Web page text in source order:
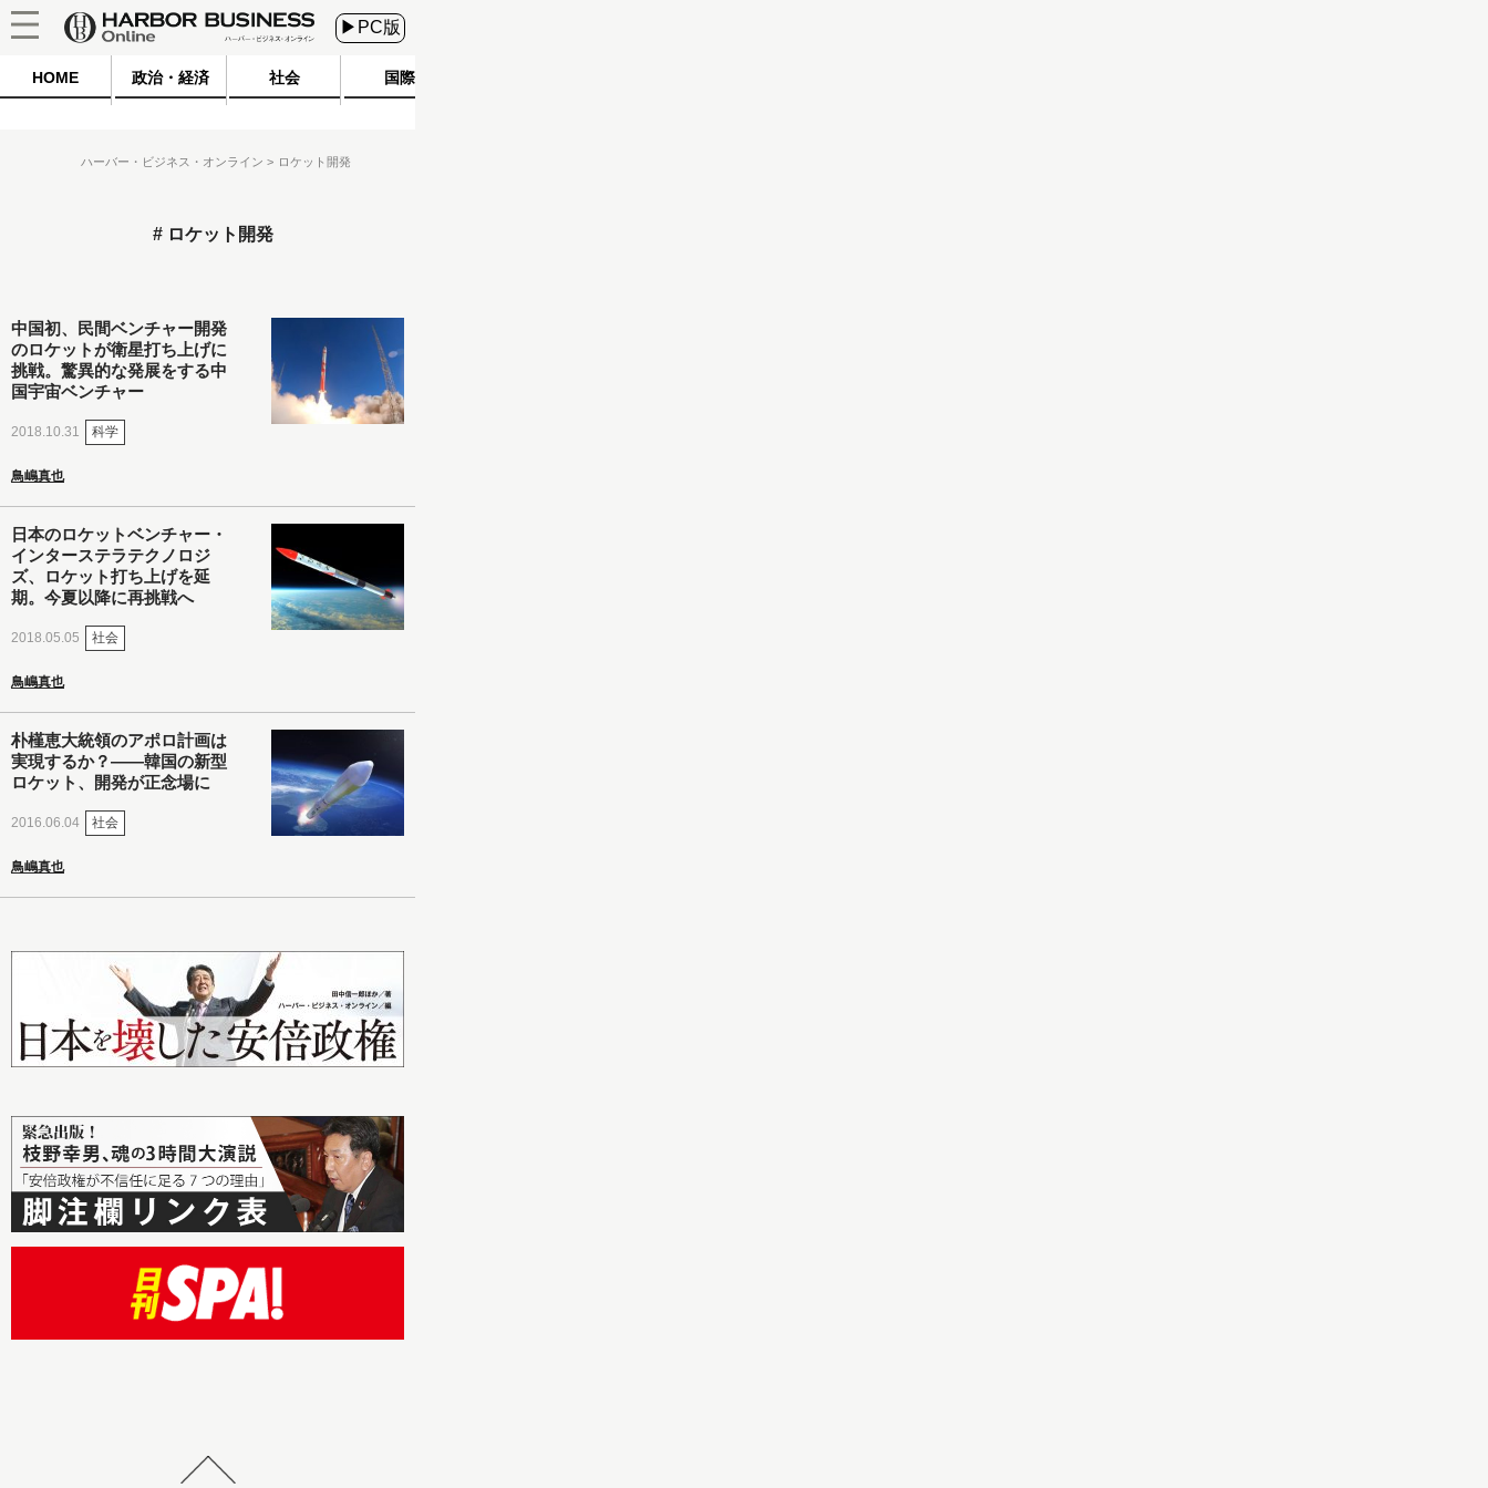
▶PC版
HOME 政治・経済 社会 国際
ハーバー・ビジネス・オンライン ロケット開発
ロケット開発
中国初、民間ベンチャー開発
のロケットが衛星打ち上げに
挑戦。驚異的な発展をする中
国宇宙ベンチャー
2018.10.31 科学
鳥嶋真也
日本のロケットベンチャー・
インターステラテクノロジ
ズ、ロケット打ち上げを延
期。今夏以降に再挑戦へ
2018.05.05 社会
鳥嶋真也
朴槿恵大統領のアポロ計画は
実現するか？――韓国の新型
ロケット、開発が正念場に
2016.06.04 社会
鳥嶋真也